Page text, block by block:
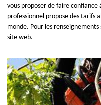
vous proposer de faire confiance
professionnel propose des tarifs
monde. Pour les
site web.